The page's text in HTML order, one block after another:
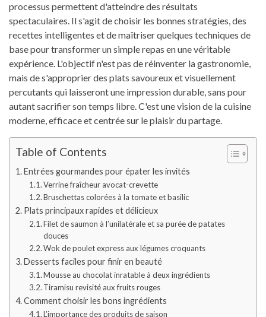
processus permettent d'atteindre des résultats
spectaculaires. Il s'agit de choisir les bonnes stratégies, des
recettes intelligentes et de maîtriser quelques techniques de
base pour transformer un simple repas en une véritable
expérience. L'objectif n'est pas de réinventer la gastronomie,
mais de s'approprier des plats savoureux et visuellement
percutants qui laisseront une impression durable, sans pour
autant sacrifier son temps libre. C'est une vision de la cuisine
moderne, efficace et centrée sur le plaisir du partage.
Table of Contents
Entrées gourmandes pour épater les invités
Verrine fraîcheur avocat-crevette
Bruschettas colorées à la tomate et basilic
Plats principaux rapides et délicieux
Filet de saumon à l’unilatérale et sa purée de patates
douces
Wok de poulet express aux légumes croquants
Desserts faciles pour finir en beauté
Mousse au chocolat inratable à deux ingrédients
Tiramisu revisité aux fruits rouges
Comment choisir les bons ingrédients
L’importance des produits de saison